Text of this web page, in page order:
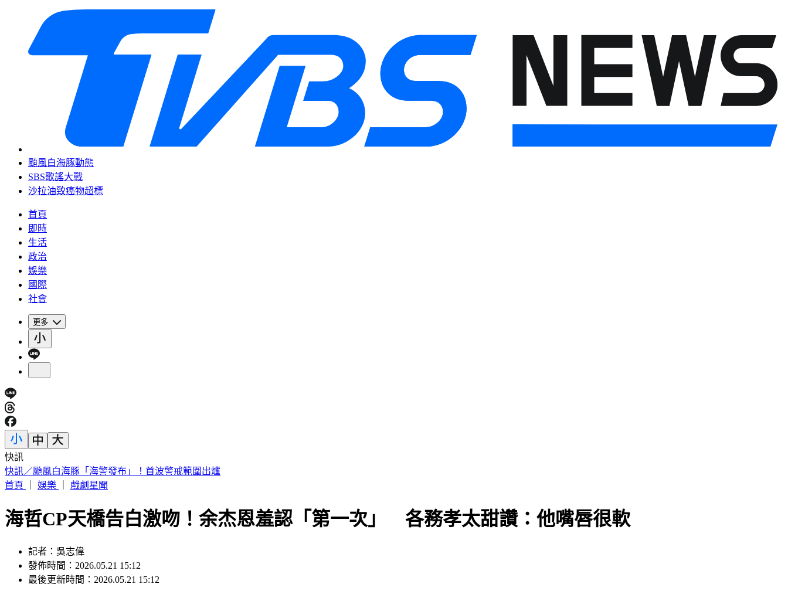
颱風白海豚動態
SBS歌謠大戰
沙拉油致癌物超標
首頁
即時
生活
政治
娛樂
國際
社會
更多
快訊
被選上國民法官該怎麼辦? 司法院廣告
首頁
娛樂 戲劇星聞
海哲CP天橋告白激吻！余杰恩羞認「第一次」 各務孝太甜讚：他嘴唇很軟
記者：吳志偉
發佈時間：2026.05.21 15:12
最後更新時間：2026.05.21 15:12